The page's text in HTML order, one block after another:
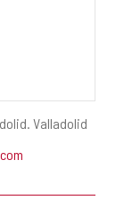
Valladolid